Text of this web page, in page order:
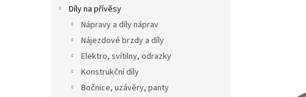
Díly na přívěsy
Nápravy a díly náprav
Nájezdové brzdy a díly
Elektro, svítilny, odrazky
Konstrukční díly
Bočnice, uzávěry, panty